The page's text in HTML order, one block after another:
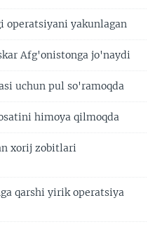
operatsiyani yakunlagan
Afg'onistonga jo'naydi
uchun pul so'ramoqda
himoya qilmoqda
xorij zobitlari
qarshi yirik operatsiya